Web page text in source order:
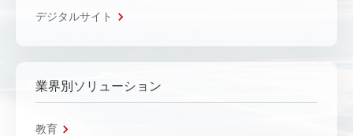
デジタルサイト
業界別ソリューション
教育